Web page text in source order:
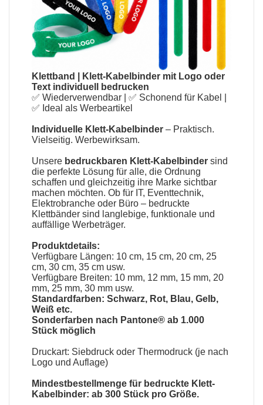
Klettband
Klett-Kabelbinder mit Logo oder
Text individuell bedrucken
✅ Wiederverwendbar | ✅ Schonend für Kabel |
✅ Ideal als Werbeartikel
Individuelle Klett-Kabelbinder – Praktisch.
Vielseitig. Werbewirksam.
Unsere bedruckbaren Klett-Kabelbinder sind
die perfekte Lösung für alle, die Ordnung
schaffen und gleichzeitig ihre Marke sichtbar
machen möchten. Ob für IT, Eventtechnik,
Elektrobranche oder Büro – bedruckte
Klettbänder sind langlebige, funktionale und
auffällige Werbeträger.
Produktdetails:
Verfügbare Längen: 10 cm, 15 cm, 20 cm, 25
cm, 30 cm, 35 cm usw.
Verfügbare Breiten: 10 mm, 12 mm, 15 mm, 20
mm, 25 mm, 30 mm usw.
Standardfarben: Schwarz, Rot, Blau, Gelb,
Weiß etc.
Sonderfarben nach Pantone® ab 1.000
Stück möglich
Druckart: Siebdruck oder Thermodruck (je nach
Logo und Auflage)
Mindestbestellmenge für bedruckte Klett-
Kabelbinder: ab 300 Stück pro Größe.